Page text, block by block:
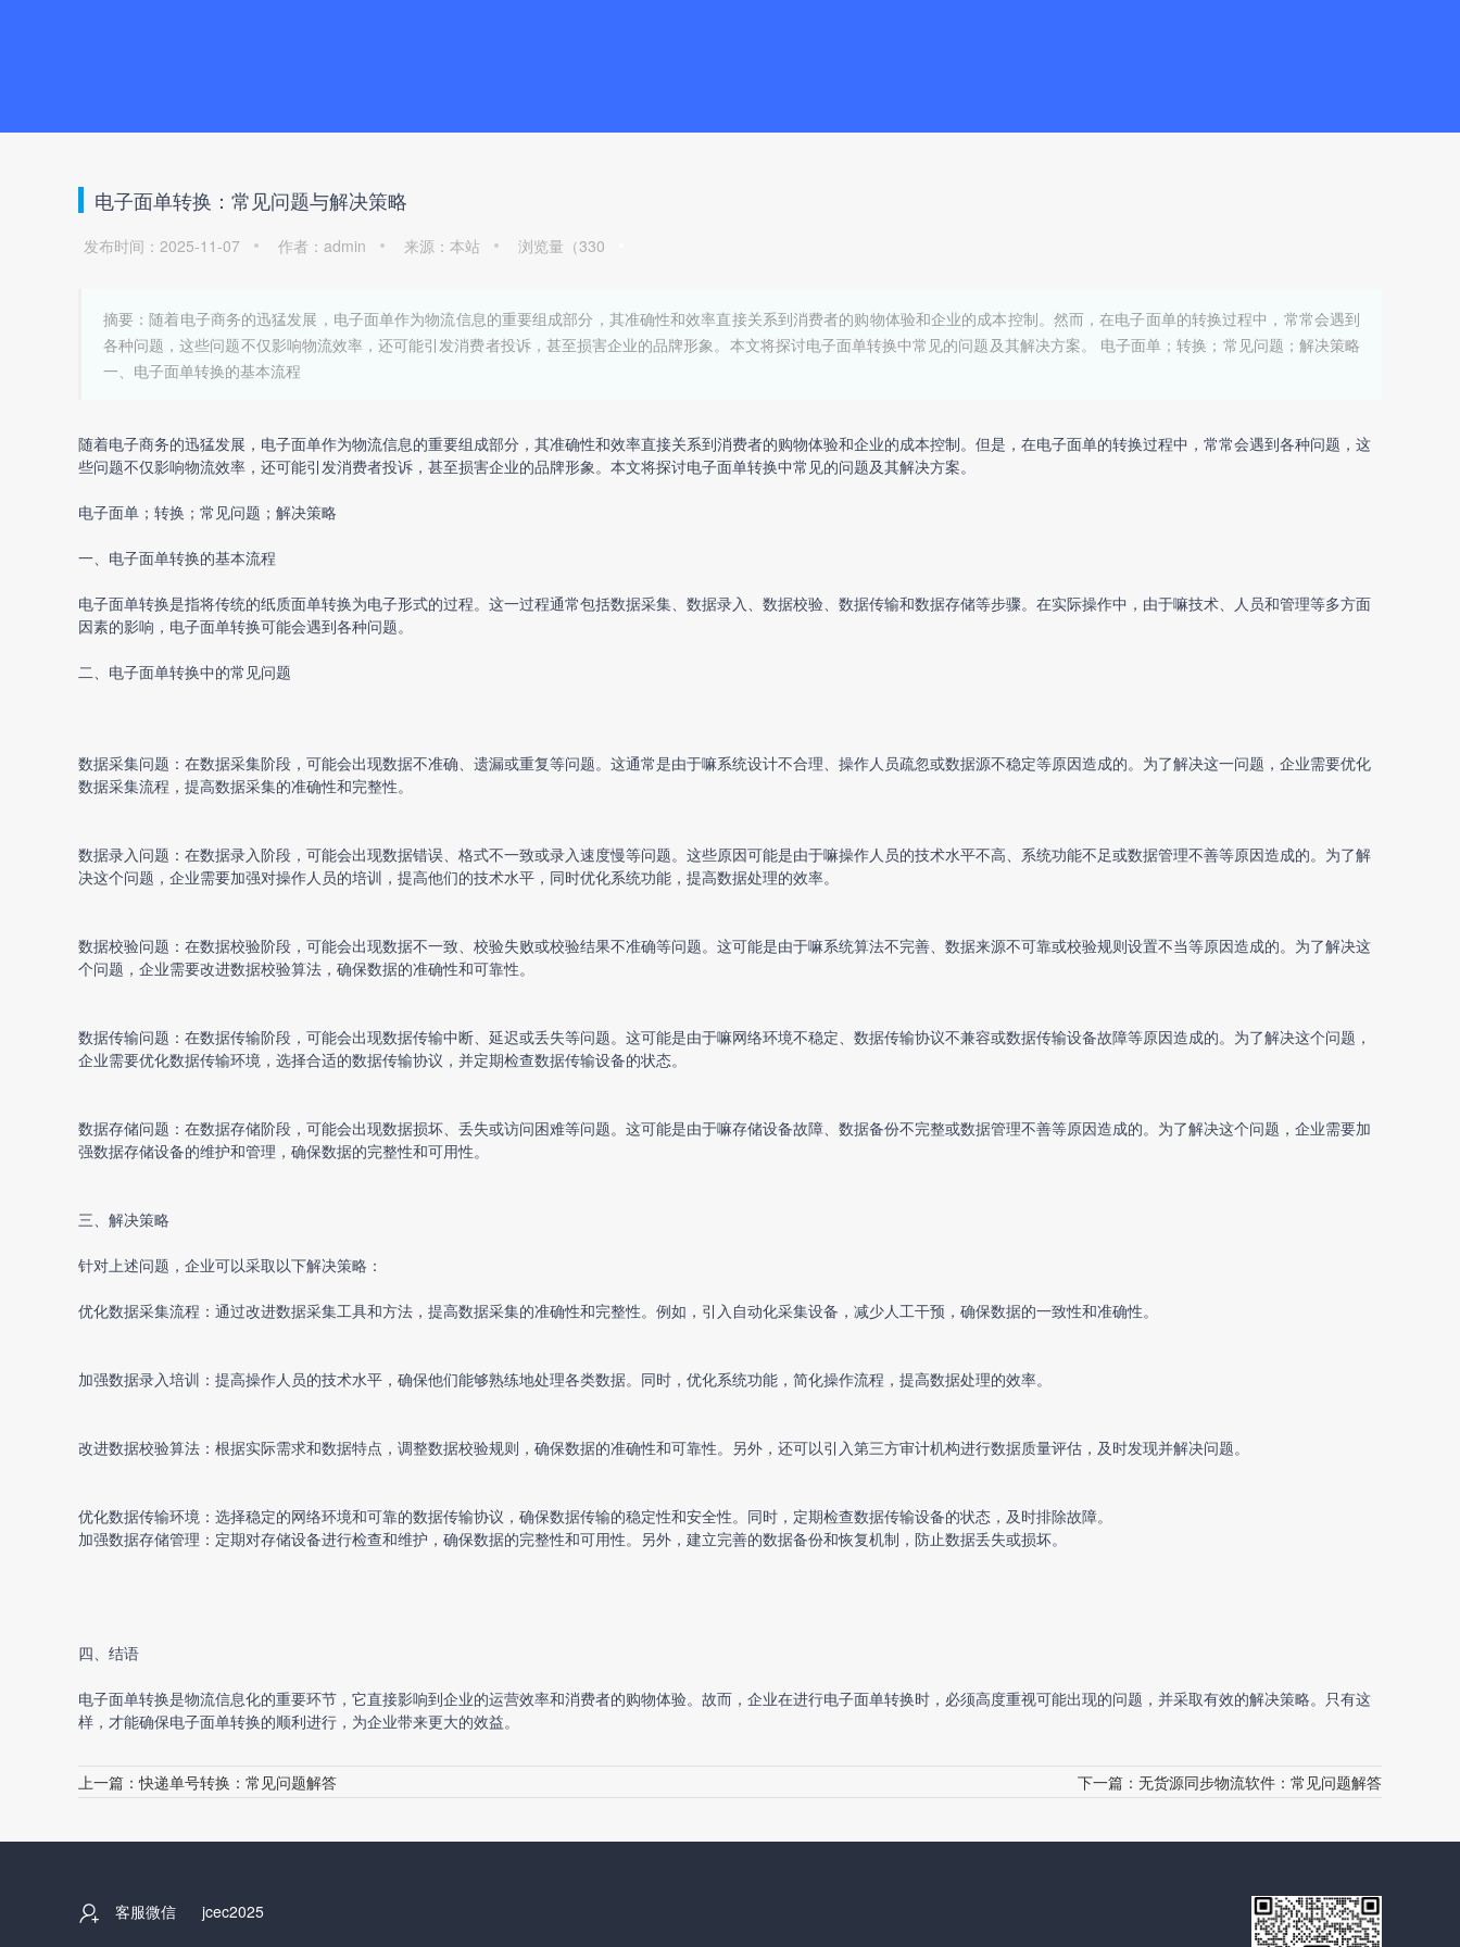
电子面单转换：常见问题与解决策略
发布时间：2025-11-07 作者：admin 来源：本站 浏览量（330
摘要：随着电子商务的迅猛发展，电子面单作为物流信息的重要组成部分，其准确性和效率直接关系到消费者的购物体验和企业的成本控制。然而，在电子面单的转换过程中，常常会遇到
各种问题，这些问题不仅影响物流效率，还可能引发消费者投诉，甚至损害企业的品牌形象。本文将探讨电子面单转换中常见的问题及其解决方案。 电子面单；转换；常见问题；解决策略
一、电子面单转换的基本流程
随着电子商务的迅猛发展，电子面单作为物流信息的重要组成部分，其准确性和效率直接关系到消费者的购物体验和企业的成本控制。但是，在电子面单的转换过程中，常常会遇到各种问题，这
些问题不仅影响物流效率，还可能引发消费者投诉，甚至损害企业的品牌形象。本文将探讨电子面单转换中常见的问题及其解决方案。
电子面单；转换；常见问题；解决策略
一、 电子面单转换的基本流程
电子面单转换是指将传统的纸质面单转换为电子形式的过程。这一过程通常包括数据采集、数据录入、数据校验、数据传输和数据存储等步骤。在实际操作中，由于嘛技术、人员和管理等多方面
因素的影响， 电子面单转换可能会遇到各种问题。
二、 电子面单转换中的常见问题
数据采集问题：在数据采集阶段，可能会出现数据不准确、遗漏或重复等问题。这通常是由于嘛系统设计不合理、操作人员疏忽或数据源不稳定等原因造成的。为了解决这一问题，企业需要优化
数据采集流程，提高数据采集的准确性和完整性。
数据录入问题：在数据录入阶段，可能会出现数据错误、格式不一致或录入速度慢等问题。这些原因可能是由于嘛操作人员的技术水平不高、系统功能不足或数据管理不善等原因造成的。为了解
决这个问题，企业需要加强对操作人员的培训，提高他们的技术水平，同时优化系统功能，提高数据处理的效率。
数据校验问题：在数据校验阶段，可能会出现数据不一致、校验失败或校验结果不准确等问题。这可能是由于嘛系统算法不完善、数据来源不可靠或校验规则设置不当等原因造成的。为了解决这
个问题，企业需要改进数据校验算法，确保数据的准确性和可靠性。
数据传输问题：在数据传输阶段，可能会出现数据传输中断、延迟或丢失等问题。这可能是由于嘛网络环境不稳定、数据传输协议不兼容或数据传输设备故障等原因造成的。为了解决这个问题，
企业需要优化数据传输环境，选择合适的数据传输协议，并定期检查数据传输设备的状态。
数据存储问题：在数据存储阶段，可能会出现数据损坏、丢失或访问困难等问题。这可能是由于嘛存储设备故障、数据备份不完整或数据管理不善等原因造成的。为了解决这个问题，企业需要加
强数据存储设备的维护和管理，确保数据的完整性和可用性。
三、解决策略
针对上述问题，企业可以采取以下解决策略：
优化数据采集流程：通过改进数据采集工具和方法，提高数据采集的准确性和完整性。例如，引入自动化采集设备，减少人工干预，确保数据的一致性和准确性。
加强数据录入培训：提高操作人员的技术水平，确保他们能够熟练地处理各类数据。同时，优化系统功能，简化操作流程，提高数据处理的效率。
改进数据校验算法：根据实际需求和数据特点，调整数据校验规则，确保数据的准确性和可靠性。另外，还可以引入第三方审计机构进行数据质量评估，及时发现并解决问题。
优化数据传输环境：选择稳定的网络环境和可靠的数据传输协议，确保数据传输的稳定性和安全性。同时，定期检查数据传输设备的状态，及时排除故障。
加强数据存储管理：定期对存储设备进行检查和维护，确保数据的完整性和可用性。另外，建立完善的数据备份和恢复机制，防止数据丢失或损坏。
四、结语
电子面单转换是物流信息化的重要环节，它直接影响到企业的运营效率和消费者的购物体验。故而，企业在进行电子面单转换时，必须高度重视可能出现的问题，并采取有效的解决策略。只有这
样，才能确保电子面单转换的顺利进行，为企业带来更大的效益。
上一篇：快递单号转换：常见问题解答 下一篇： 无货源同步物流软件：常见问题解答
客服微信 jcec2025